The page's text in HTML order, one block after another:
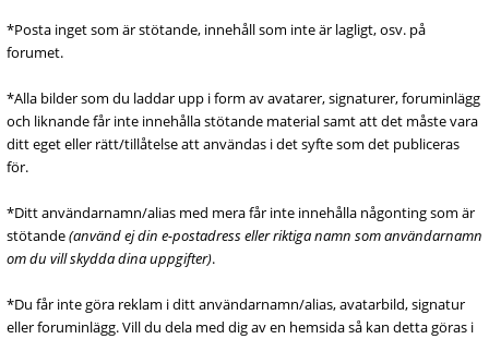
*Posta inget som är stötande, innehåll som inte är lagligt, osv. på
forumet.
*Alla bilder som du laddar upp i form av avatarer, signaturer, foruminlägg
och liknande får inte innehålla stötande material samt att det måste vara
ditt eget eller rätt/tillåtelse att användas i det syfte som det publiceras
för.
*Ditt användarnamn/alias med mera får inte innehålla någonting som är
stötande(använd ej din e-postadress eller riktiga namn som användarnamn
om du vill skydda dina uppgifter).
*Du får inte göra reklam i ditt användarnamn/alias, avatarbild, signatur
eller foruminlägg. Vill du dela med dig av en hemsida så kan detta göras i